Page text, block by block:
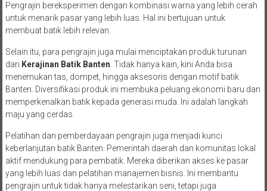
Pengrajin bereksperimen dengan kombinasi warna yang lebih cerah
untuk menarik pasar yang lebih luas. Hal ini bertujuan untuk
membuat batik lebih relevan.
Selain itu, para pengrajin juga mulai menciptakan produk turunan
dari Kerajinan Batik Banten . Tidak hanya kain, kini Anda bisa
menemukan tas, dompet, hingga aksesoris dengan motif batik
Banten. Diversifikasi produk ini membuka peluang ekonomi baru dan
memperkenalkan batik kepada generasi muda. Ini adalah langkah
maju yang cerdas.
Pelatihan dan pemberdayaan pengrajin juga menjadi kunci
keberlanjutan batik Banten. Pemerintah daerah dan komunitas lokal
aktif mendukung para pembatik. Mereka diberikan akses ke pasar
yang lebih luas dan pelatihan manajemen bisnis. Ini membantu
pengrajin untuk tidak hanya melestarikan seni, tetapi juga